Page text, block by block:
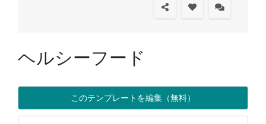
ヘルシーフード
このテンプレートを編集（無料）